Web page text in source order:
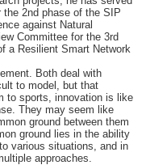
2nd phase of the SIP
against Natural
Committee for the 3rd
a Resilient Smart Network
Both deal with
to model, but that
to sports, innovation is like
They may seem like
ground between them
ground lies in the ability
various situations, and in
approaches.